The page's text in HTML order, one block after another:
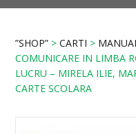
”SHOP” >CARTI >
COMUNICARE IN LIMBA
LUCRU – MIRELA ILIE,
CARTE SCOLARA